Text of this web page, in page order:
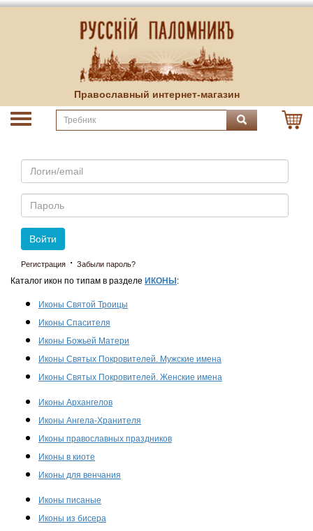
Православный интернет-магазин
Email
Пароль
Войти
Регистрация · Забыли пароль?
Каталог икон по типам в разделе ИКОНЫ :
Иконы Святой Троицы
Иконы Спасителя
Иконы Божьей Матери
Иконы Святых Покровителей. Мужские имена
Иконы Святых Покровителей. Женские имена
Иконы Архангелов
Иконы Ангела-Хранителя
Иконы православных праздников
Иконы в киоте
Иконы для венчания
Иконы писаные
Иконы из бисера